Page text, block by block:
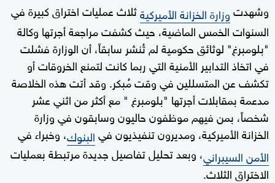
وشهدتوزارة الخزانة الأميركيةثلاث عمليات اختراق كبيرة في
السنوات الخمس الماضية، حيث كشفت مراجعة أجرتها وكالة
"بلومبرغ" لوثائق حكومية لم تُنشر سابقاً، أن الوزارة فشلت
في اتخاذ التدابير الأمنية التي ربما كانت لتمنع الخروقات أو
تكشف عن المتسللين في وقت مُبكر. وقد أتت هذه الخلاصة
مدعمة بمقابلات أجرتها "بلومبرغ " مع أكثر من اثني عشر
شخصاً، بمن فيهم موظفون حاليون وسابقون في وزارة
الخزانة الأميركية، ومديرون تنفيذيون فيالبنوك، وخبراء في
الأمن السيبراني، وبعد تحليل تفاصيل جديدة مرتبطة بعمليات
الاختراق الثلاث.